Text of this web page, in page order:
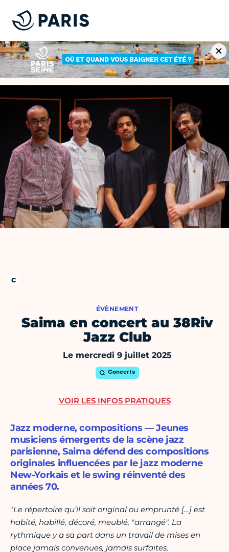
ÉVÈNEMENT
Saima en concert au 38Riv
Jazz Club
Le mercredi 9 juillet 2025
Concerts
Jazz moderne, compositions — Jeunes
musiciens émergents de la scène jazz
parisienne, Saima défend des compositions
originales influencées par le jazz moderne
New-Yorkais et le swing réinventé des
années 70.
"Le répertoire qu’il soit original ou emprunté […] est
habité, habillé, décoré, meublé, "arrangé". La
rythmique y a sa part dans un travail de mises en
place jamais convenues, jamais surfaites,
VOIR LES INFOS PRATIQUES